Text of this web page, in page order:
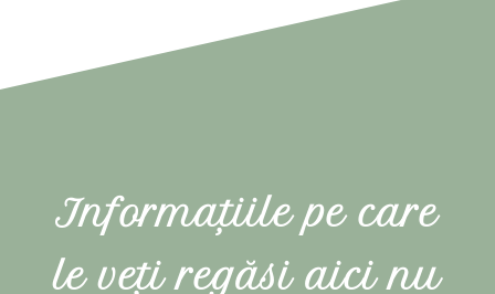
Informațiile pe care
le veți regăsi aici nu